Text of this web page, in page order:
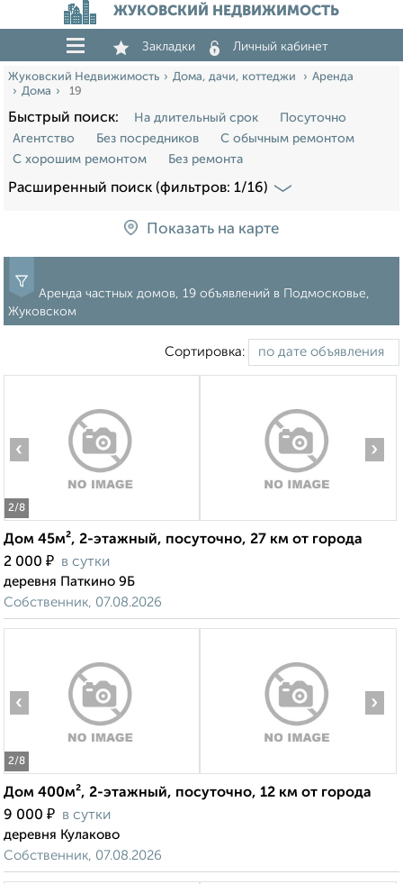
ЖУКОВСКИЙ НЕДВИЖИМОСТЬ
Закладки Личный кабинет
Жуковский Недвижимость Дома, дачи, коттеджи
Аренда
Дома
19
Быстрый поиск: На длительный срок
Посуточно
Агентство
Без посредников
С обычным ремонтом
С хорошим ремонтом
Без ремонта
Расширенный поиск (фильтров: 1/16)
Показать на карте
Аренда частных домов, 19 объявлений в Подмосковье,
Жуковском
Сортировка:
2/8
‹ ›
Дом 45м², 2-этажный, посуточно, 27 км от города
2 000 ₽ в сутки
деревня Паткино 9Б
Собственник, 07.08.2026
2/8
‹ ›
Дом 400м², 2-этажный, посуточно, 12 км от города
9 000 ₽ в сутки
деревня Кулаково
Собственник, 07.08.2026